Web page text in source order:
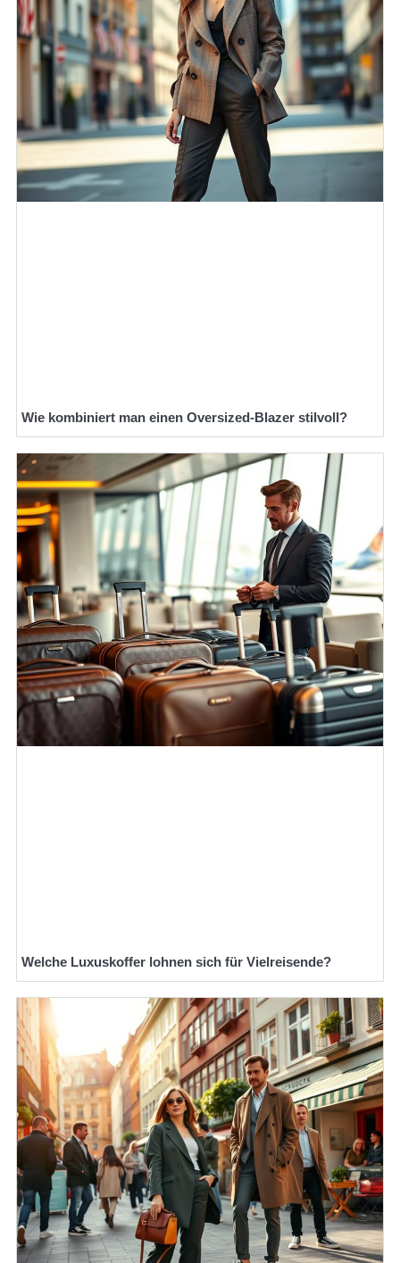
Wie kombiniert man einen Oversized-Blazer stilvoll?
Welche Luxuskoffer lohnen sich für Vielreisende?